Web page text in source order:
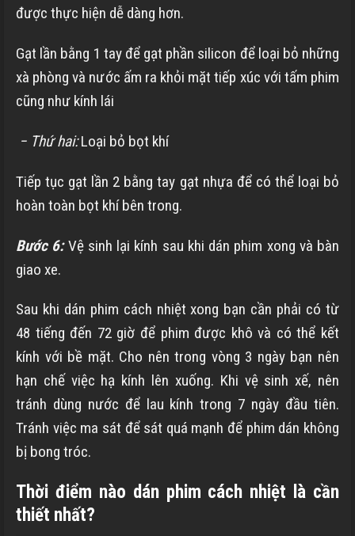
được thực hiện dễ dàng hơn.
Gạt lần bằng 1 tay để gạt phần silicon để loại bỏ những
xà phòng và nước ấm ra khỏi mặt tiếp xúc với tấm phim
cũng như kính lái
− Thứ hai:Loại bỏ bọt khí
Tiếp tục gạt lần 2 bằng tay gạt nhựa để có thể loại bỏ
hoàn toàn bọt khí bên trong.
Bước 6:Vệ sinh lại kính sau khi dán phim xong và bàn
giao xe.
Sau khi dán phim cách nhiệt xong bạn cần phải có từ
48 tiếng đến 72 giờ để phim được khô và có thể kết
kính với bề mặt. Cho nên trong vòng 3 ngày bạn nên
hạn chế việc hạ kính lên xuống. Khi vệ sinh xế, nên
tránh dùng nước để lau kính trong 7 ngày đầu tiên.
Tránh việc ma sát để sát quá mạnh để phim dán không
bị bong tróc.
Thời điểm nào dán phim cách nhiệt là cần
thiết nhất?